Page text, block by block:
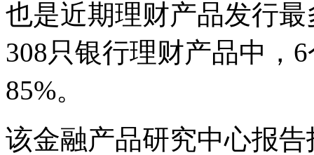
也是近期理财产品发行
308只银行理财产品中，
85%。
该金融产品研究中心报